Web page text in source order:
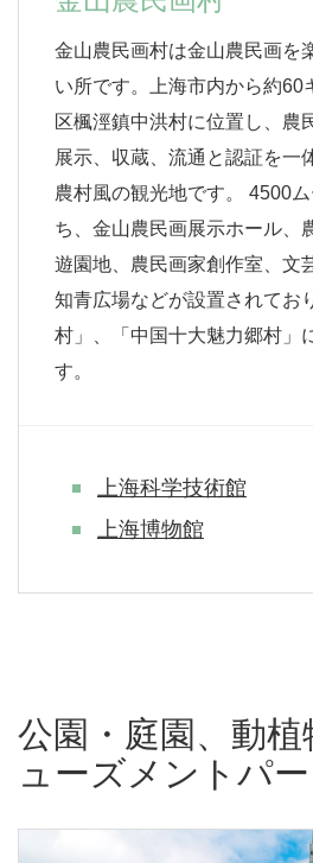
金山農民画村は金山農民画を
い所です。上海市内から約60
区楓涇鎮中洪村に位置し、農
展示、収蔵、流通と認証を一
農村風の観光地です。 4500
ち、金山農民画展示ホール、
遊園地、農民画家創作室、文
知青広場などが設置されてお
村」、「中国十大魅力郷村」
す。
上海科学技術館
上海博物館
公園・庭園、動植
ューズメントパー